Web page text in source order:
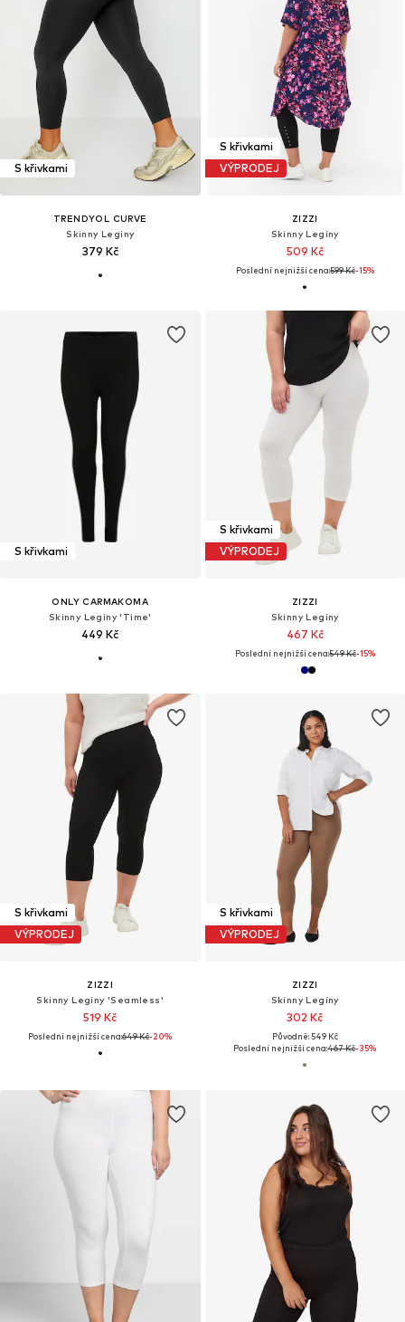
S křivkami
TRENDYOL CURVE
Skinny Legíny
379 Kč
S křivkami
VÝPRODEJ
ZIZZI
Skinny Legíny
509 Kč
Poslední nejnižší cena:599 Kč-15%
S křivkami
ONLY CARMAKOMA
Skinny Legíny 'Time'
449 Kč
S křivkami
VÝPRODEJ
ZIZZI
Skinny Legíny
467 Kč
Poslední nejnižší cena:549 Kč-15%
S křivkami
VÝPRODEJ
ZIZZI
Skinny Legíny 'Seamless'
519 Kč
Poslední nejnižší cena:649 Kč-20%
S křivkami
VÝPRODEJ
ZIZZI
Skinny Legíny
302 Kč
Původně: 549 Kč
Poslední nejnižší cena:467 Kč-35%